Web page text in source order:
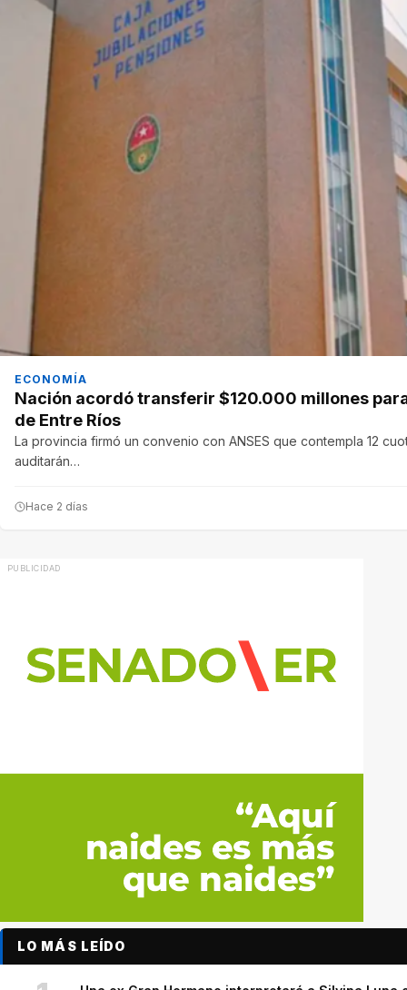
ECONOMÍA
Nación acordó transferir $120.000 millones
de Entre Ríos
La provincia firmó un convenio con ANSES que contempla 12
auditarán…
Hace 2 días
LO MÁS LEÍDO